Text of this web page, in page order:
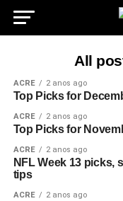
All
ACRE 2 anos ago
Top Picks for
ACRE 2 anos ago
Top Picks for
ACRE 2 anos ago
NFL Week 13 picks,
tips
ACRE 2 anos ago